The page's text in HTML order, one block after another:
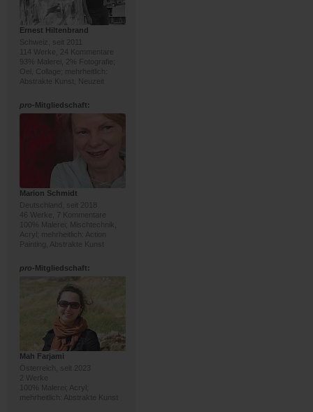
Ernest Hiltenbrand
Schweiz, seit 2011
114 Werke, 24 Kommentare
93% Malerei, 2% Fotografie;
Oel, Collage; mehrheitlich:
Abstrakte Kunst, Neuzeit
pro-Mitgliedschaft:
Marion Schmidt
Deutschland, seit 2018
46 Werke, 7 Kommentare
100% Malerei; Mischtechnik,
Acryl; mehrheitlich: Action
Painting, Abstrakte Kunst
pro-Mitgliedschaft:
Mah Farjami
Österreich, seit 2023
2 Werke
100% Malerei; Acryl;
mehrheitlich: Abstrakte Kunst